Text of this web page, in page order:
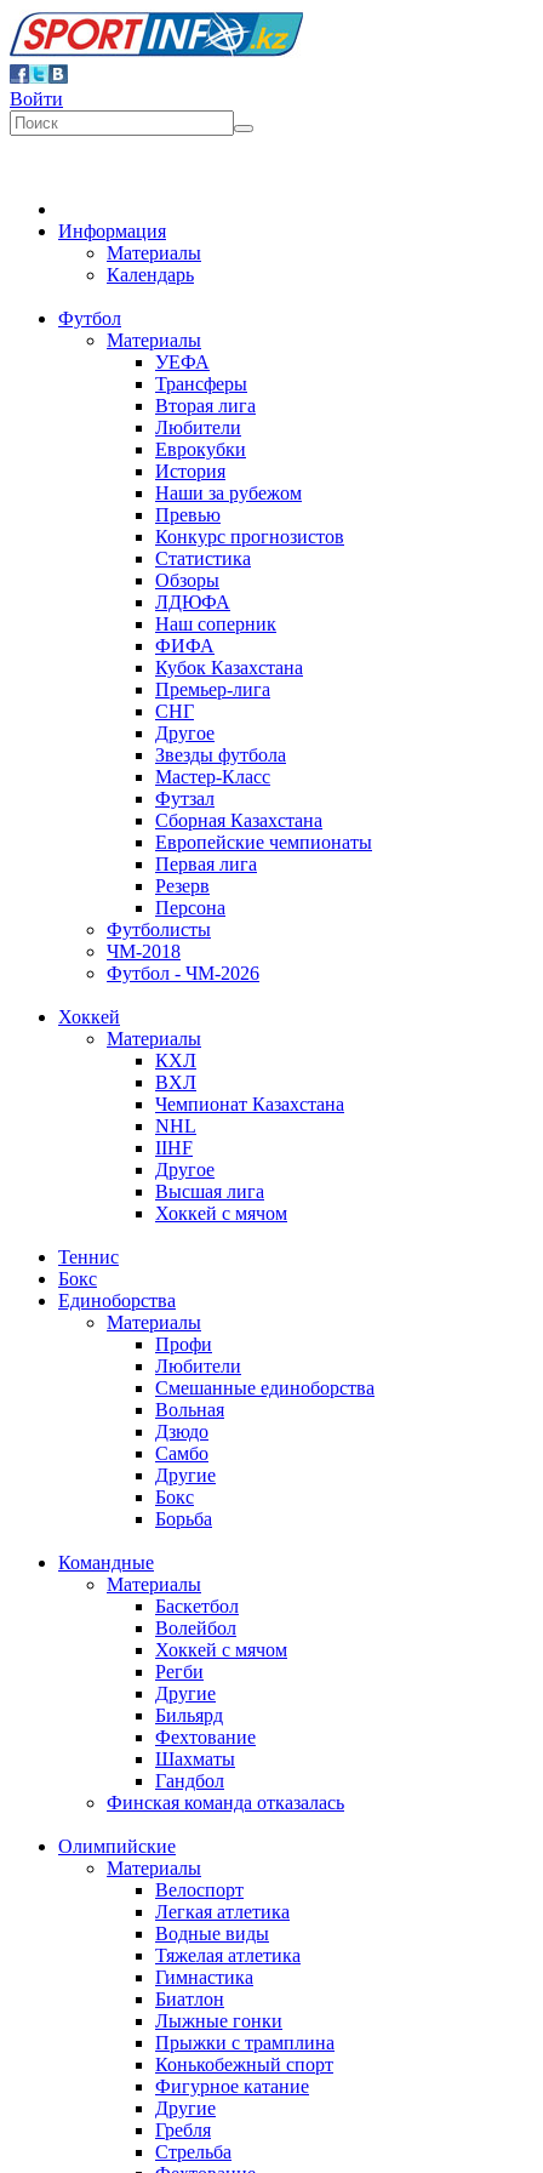
Войти
Информация
Материалы
Календарь
Футбол
Материалы
УЕФА
Трансферы
Вторая лига
Любители
Еврокубки
История
Наши за рубежом
Превью
Конкурс прогнозистов
Статистика
Обзоры
ЛДЮФА
Наш соперник
ФИФА
Кубок Казахстана
Премьер-лига
СНГ
Другое
Звезды футбола
Мастер-Класс
Футзал
Сборная Казахстана
Европейские чемпионаты
Первая лига
Резерв
Персона
Футболисты
ЧМ-2018
Футбол - ЧМ-2026
Хоккей
Материалы
КХЛ
ВХЛ
Чемпионат Казахстана
NHL
IIHF
Другое
Высшая лига
Хоккей с мячом
Теннис
Бокс
Единоборства
Материалы
Профи
Любители
Смешанные единоборства
Вольная
Дзюдо
Самбо
Другие
Бокс
Борьба
Командные
Материалы
Баскетбол
Волейбол
Хоккей с мячом
Регби
Другие
Бильярд
Фехтование
Шахматы
Гандбол
Финская команда отказалась
Олимпийские
Материалы
Велоспорт
Легкая атлетика
Водные виды
Тяжелая атлетика
Гимнастика
Биатлон
Лыжные гонки
Прыжки с трамплина
Конькобежный спорт
Фигурное катание
Другие
Гребля
Стрельба